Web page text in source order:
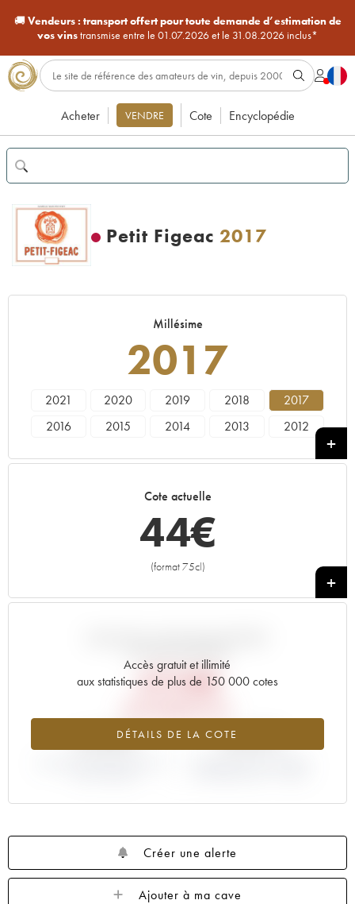
🚚Vendeurs : transport offert pour toute demande d’estimation de
vos vinstransmise entre le 01.07.2026 et le 31.08.2026 inclus*
Acheter VENDRE Cote Encyclopédie
Petit Figeac 2017
Millésime
2017
2021 2020 2019 2018
2017
2016
2015 2014 2013
2012
1994
Cote actuelle
44€
(format 75cl)
+
Accès gratuit et illimité
aux statistiques de plus de 150 000 cotes
DÉTAILS DE LA COTE
47,04€
-6.42% -6.67%
Créer une alerte
Ajouter à ma cave